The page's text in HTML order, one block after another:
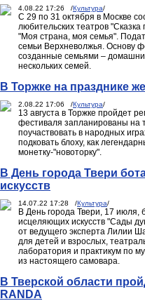
4.08.22 17:26 /Культура/
С 29 по 31 октября в Москве
любительских театров
"Моя страна, моя семья".
семьи Верхневолжья. Основу
созданные семьями –
нескольких семей.
В Торжке на празднике
2.08.22 17:06 /Культура/
13 августа в Торжке пройдет
фестиваля запланированы на
поучаствовать в народных
подковать блоху, как
монетку-"новоторку".
В День города Твери
искусств
14.07.22 17:28 /Культура/
В День города Твери, 17 июля,
исцеляющих искусств "Сады
от ведущего эксперта Лилии
для детей и взрослых,
лаборатория и практикум по
из настоящего самовара.
В Тверской области
RANDA